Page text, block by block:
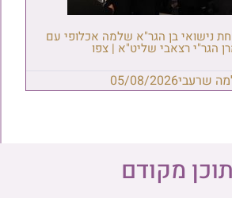
נישואי בן הגר"א שלמה אכלופי עם
הגר"י רצאבי שליט"א | צפו
שרעבי05/08/2026
תוכן מקודם